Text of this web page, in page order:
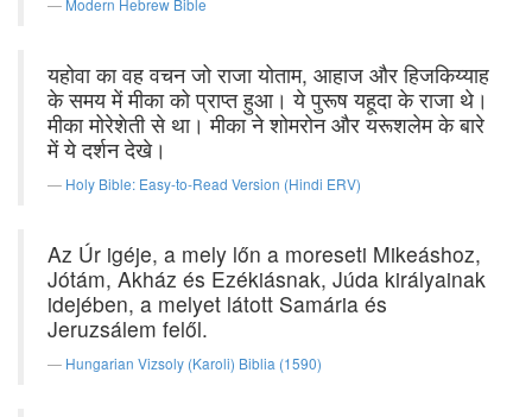
Modern Hebrew Bible
यहोवा का वह वचन जो राजा योताम, आहाज और हिजकिय्याह
के समय में मीका को प्राप्त हुआ। ये पुरूष यहूदा के राजा थे।
मीका मोरेशेती से था। मीका ने शोमरोन और यरूशलेम के बारे
में ये दर्शन देखे।
Holy Bible: Easy-to-Read Version (Hindi ERV)
Az Úr igéje, a mely lőn a moreseti Mikeáshoz,
Jótám, Akház és Ezékiásnak, Júda királyainak
idejében, a melyet látott Samária és
Jeruzsálem felől.
Hungarian Vizsoly (Karoli) Biblia (1590)